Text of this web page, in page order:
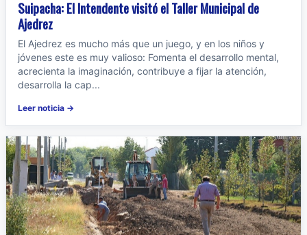
Suipacha: El Intendente visitó el Taller Municipal de
Ajedrez
El Ajedrez es mucho más que un juego, y en los niños y
jóvenes este es muy valioso: Fomenta el desarrollo mental,
acrecienta la imaginación, contribuye a fijar la atención,
desarrolla la cap...
Leer noticia →